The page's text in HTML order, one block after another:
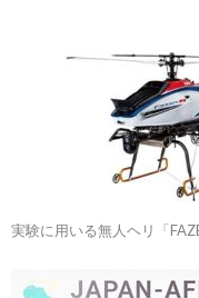
実験に用いる無人ヘリ「